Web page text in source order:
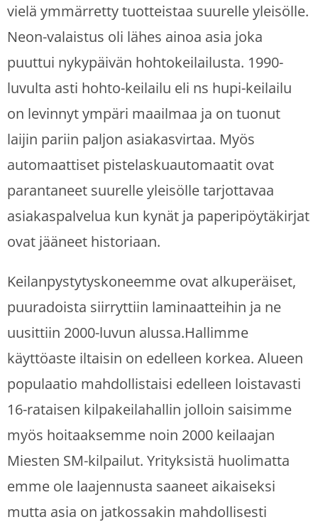
vielä ymmärretty tuotteistaa suurelle yleisölle.
Neon-valaistus oli lähes ainoa asia joka
puuttui nykypäivän hohtokeilailusta. 1990-
luvulta asti hohto-keilailu eli ns hupi-keilailu
on levinnyt ympäri maailmaa ja on tuonut
laijin pariin paljon asiakasvirtaa. Myös
automaattiset pistelaskuautomaatit ovat
parantaneet suurelle yleisölle tarjottavaa
asiakaspalvelua kun kynät ja paperipöytäkirjat
ovat jääneet historiaan.
Keilanpystytyskoneemme ovat alkuperäiset,
puuradoista siirryttiin laminaatteihin ja ne
uusittiin 2000-luvun alussa.Hallimme
käyttöaste iltaisin on edelleen korkea. Alueen
populaatio mahdollistaisi edelleen loistavasti
16-rataisen kilpakeilahallin jolloin saisimme
myös hoitaaksemme noin 2000 keilaajan
Miesten SM-kilpailut. Yrityksistä huolimatta
emme ole laajennusta saaneet aikaiseksi
mutta asia on jatkossakin mahdollisesti